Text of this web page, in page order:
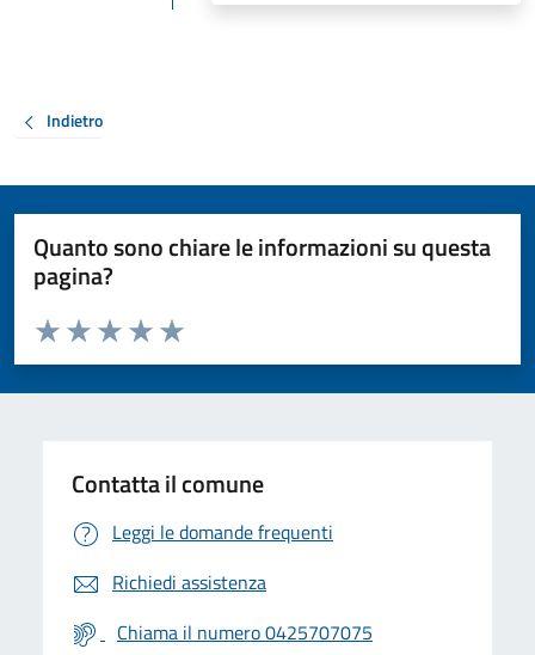
Indietro
Quanto sono chiare le informazioni su questa
pagina?
Valuta da 1 a 5 stelle la pagina
Valuta 5 stelle su 5
Valuta 4 stelle su 5
Valuta 3 stelle su 5
Valuta 2 stelle su 5
Valuta 1 stelle su 5
Contatta il comune
Leggi le domande frequenti
Richiedi assistenza
Chiama il numero 0425707075